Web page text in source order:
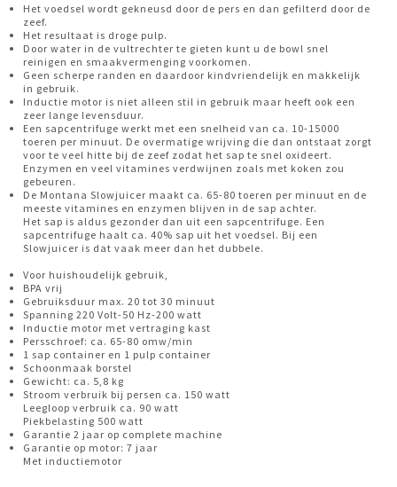
Het voedsel wordt gekneusd door de pers en dan gefilterd door de
zeef.
Het resultaat is droge pulp.
Door water in de vultrechter te gieten kunt u de bowl snel
reinigen en smaakvermenging voorkomen.
Geen scherpe randen en daardoor kindvriendelijk en makkelijk
in gebruik.
Inductie motor is niet alleen stil in gebruik maar heeft ook een
zeer lange levensduur.
Een sapcentrifuge werkt met een snelheid van ca. 10-15000
toeren per minuut. De overmatige wrijving die dan ontstaat zorgt
voor te veel hitte bij de zeef zodat het sap te snel oxideert.
Enzymen en veel vitamines verdwijnen zoals met koken zou
gebeuren.
De Montana Slowjuicer maakt ca. 65-80 toeren per minuut en de
meeste vitamines en enzymen blijven in de sap achter.
Het sap is aldus gezonder dan uit een sapcentrifuge. Een
sapcentrifuge haalt ca. 40% sap uit het voedsel. Bij een
Slowjuicer is dat vaak meer dan het dubbele.
Voor huishoudelijk gebruik,
BPA vrij
Gebruiksduur max. 20 tot 30 minuut
Spanning 220 Volt-50 Hz-200 watt
Inductie motor met vertraging kast
Persschroef: ca. 65-80 omw/min
1 sap container en 1 pulp container
Schoonmaak borstel
Gewicht: ca. 5,8 kg
Stroom verbruik bij persen ca. 150 watt
Leegloop verbruik ca. 90 watt
Piekbelasting 500 watt
Garantie 2 jaar op complete machine
Garantie op motor: 7 jaar
Met inductiemotor